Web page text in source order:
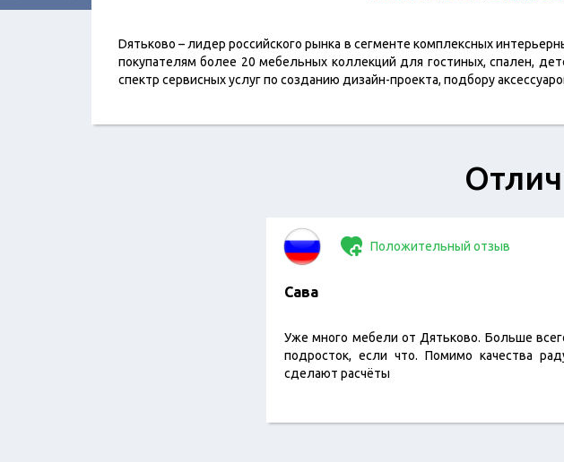
Dятьково – лидер российского рынка в сегменте комплексных
покупателям более 20 мебельных коллекций для гостиных, спален,
спектр сервисных услуг по созданию дизайн-проекта, подбору
Положительный отзыв
Сава
Уже много мебели от Дятьково. Больше
подросток, если что. Помимо качества
сделают расчёты